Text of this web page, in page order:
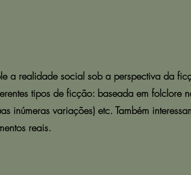
a realidade social sob a perspectiva da
tipos de ficção: baseada em folclore
inúmeras variações) etc. Também
reais.